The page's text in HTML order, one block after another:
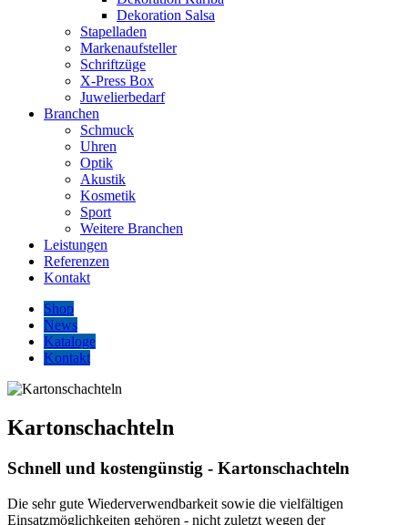
Dekoration Salsa
Stapelladen
Markenaufsteller
Schriftzüge
X-Press Box
Juwelierbedarf
Branchen
Schmuck
Uhren
Optik
Akustik
Kosmetik
Sport
Weitere Branchen
Leistungen
Referenzen
Kontakt
Shop
News
Kataloge
Kontakt
Kartonschachteln
Schnell und kostengünstig - Kartonschachteln
Die sehr gute Wiederverwendbarkeit sowie die vielfältigen
Einsatzmöglichkeiten gehören - nicht zuletzt wegen der